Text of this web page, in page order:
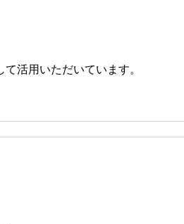
活用いただいています。